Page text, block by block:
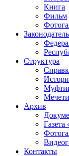
Книга
Фильм
Структура
Архив
Газета
Контакты